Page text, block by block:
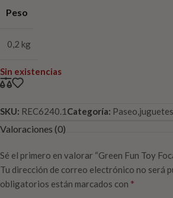
Peso
0,2 kg
Sin existencias
SKU: REC6240.1 Categoría:
Valoraciones (0)
Sé el primero en valorar “Green Fun Toy
Tu dirección de correo electrónico no será
obligatorios están marcados con *